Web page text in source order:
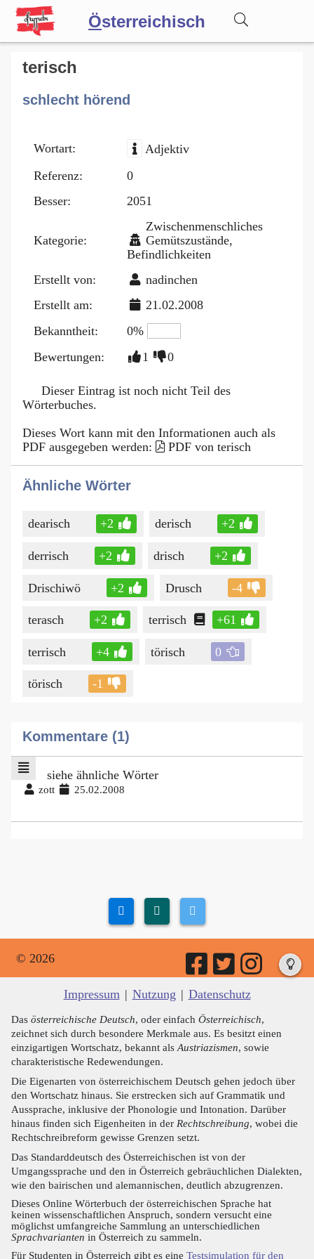
Österreichisch
Wörterbuch
Forum
Blog
terisch
schlecht hörend
Wortart:
Adjektiv
Referenz:
0
Besser:
2051
Kategorie:
Zwischenmenschliches
Gemütszustände,
Befindlichkeiten
Erstellt von:
nadinchen
Erstellt am:
21.02.2008
Bekanntheit:
0%
Bewertungen:
1 0
Dieser Eintrag ist noch nicht Teil des
Wörterbuches.
Dieses Wort kann mit den Informationen auch als
PDF ausgegeben werden:
PDF von terisch
Ähnliche Wörter
dearisch +2 derisch +2
derrisch +2 drisch +2
Drischiwö +2 Drusch -4
terasch +2 terrisch +61
terrisch +4 törisch 0
törisch -1
Kommentare (1)
siehe ähnliche Wörter
zott 25.02.2008
© 2026
Impressum | Nutzung | Datenschutz
Das österreichische Deutsch, oder einfach Österreichisch,
zeichnet sich durch besondere Merkmale aus. Es besitzt einen
einzigartigen Wortschatz, bekannt als Austriazismen, sowie
charakteristische Redewendungen.
Die Eigenarten von österreichischem Deutsch gehen jedoch über
den Wortschatz hinaus. Sie erstrecken sich auf Grammatik und
Aussprache, inklusive der Phonologie und Intonation. Darüber
hinaus finden sich Eigenheiten in der Rechtschreibung, wobei die
Rechtschreibreform gewisse Grenzen setzt.
Das Standarddeutsch des Österreichischen ist von der
Umgangssprache und den in Österreich gebräuchlichen Dialekten,
wie den bairischen und alemannischen, deutlich abzugrenzen.
Dieses Online Wörterbuch der österreichischen Sprache hat
keinen wissenschaftlichen Anspruch, sondern versucht eine
möglichst umfangreiche Sammlung an unterschiedlichen
Sprachvarianten in Österreich zu sammeln.
Für Studenten in Österreich gibt es eine Testsimulation für den